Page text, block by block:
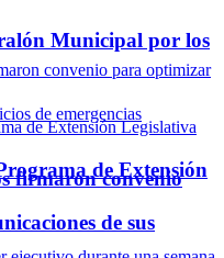
firmaron convenio
de sus
Municipal por los
de Extensión